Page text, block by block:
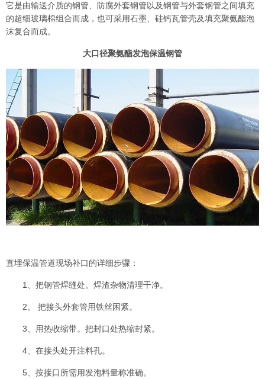
它是由输送介质的钢管、防腐外套钢管以及钢管与外套钢管之间填充
的超细玻璃棉组合而成，也可采用石墨、硅钙瓦管壳及填充聚氨酯泡
沫复合而成。
大口径聚氨酯发泡保温钢管
直埋保温管道现场补口的详细步骤：
1、把钢管焊缝处。焊渣杂物清理干净。
2。 把接头外套管用铁丝困紧。
3、用热收缩带。把封口处热缩封紧。
4、在接头处开注料孔。
5、按接口所需用发泡料量称准确。